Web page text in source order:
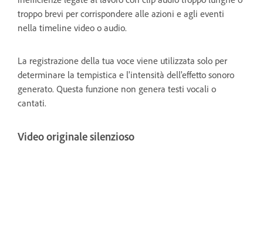
troppo brevi per corrispondere alle azioni e agli eventi
nella timeline video o audio.
La registrazione della tua voce viene utilizzata solo per
determinare la tempistica e l'intensità dell'effetto sonoro
generato. Questa funzione non genera testi vocali o
cantati.
Video originale silenzioso